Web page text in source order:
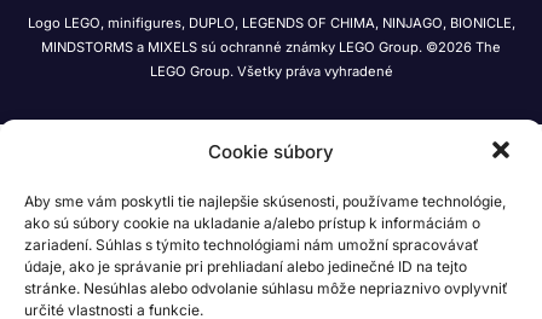
Cookie súbory
Aby sme vám poskytli tie najlepšie skúsenosti, používame technológie,
ako sú súbory cookie na ukladanie a/alebo prístup k informáciám o
zariadení. Súhlas s týmito technológiami nám umožní spracovávať
údaje, ako je správanie pri prehliadaní alebo jedinečné ID na tejto
stránke. Nesúhlas alebo odvolanie súhlasu môže nepriaznivo ovplyvniť
určité vlastnosti a funkcie.
Logo LEGO, minifigures, DUPLO, LEGENDS OF CHIMA, NINJAGO, BIONICLE,
MINDSTORMS a MIXELS sú ochranné známky LEGO Group. ©2026 The
LEGO Group. Všetky práva vyhradené